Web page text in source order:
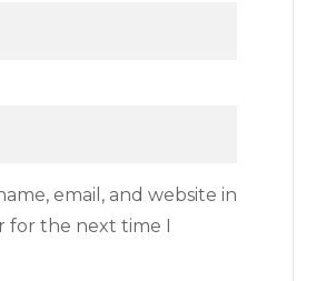
email, and website in
for the next time I